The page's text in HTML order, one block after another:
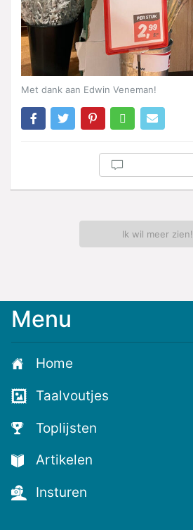
Met dank aan Edwin Veneman!
Ik wil meer zien!
Meld
voor
de
nieuwste
voutjes
en
de
voutste
nieuwtjes!
Menu
Home
Taalvoutjes
Toplijsten
Artikelen
Insturen